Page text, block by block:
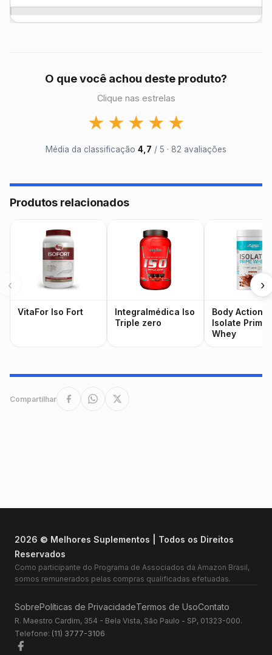
O que você achou deste produto?
Clique nas estrelas
★ ★ ★ ★ ★
Média da classificação 4,7 / 5 · 82 avaliações
Produtos relacionados
‹
VitaFor Iso Fort
Integralmédica Iso
Triple zero
Body Action
Isolate Prime
Whey
›
Compartilhar
2026 © Melhores Suplementos | Todos os Direitos
Reservados
Como participante do Programa de Associados da Amazon Brasil,
somos remunerados pelas compras qualificadas efetuadas.
SobrePolíticas de PrivacidadeTermos de UsoContato
R. Maestro Cardim, 354 - Bela Vista, São Paulo - SP, 01323-000.
Telefone: (11) 3777-3106